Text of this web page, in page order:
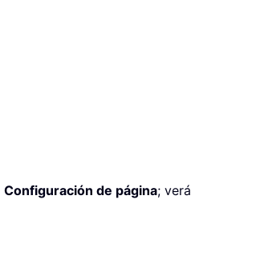
Configuración de página; verá